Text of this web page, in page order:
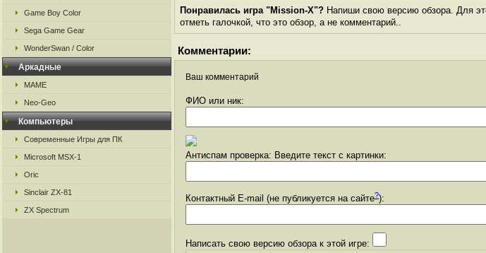
Game Boy Color
Sega Game Gear
WonderSwan / Color
Аркадные
MAME
Neo-Geo
Компьютеры
Современные Игры для ПК
Microsoft MSX-1
Oric
Sinclair ZX-81
ZX Spectrum
Понравилась игра "Mission-X"? Напиши свою версию обзора. Для
отметь галочкой, что это обзор, а не комментарий..
Комментарии:
Ваш комментарий
ФИО или ник:
Антиспам проверка: Введите текст с картинки:
Контактный E-mail (не публикуется на сайте?):
Написать свою версию обзора к этой игре: